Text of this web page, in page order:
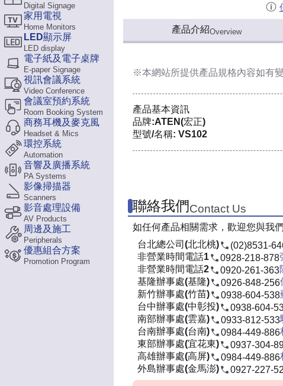
Digital Signage
家用電視
Home Monitors
LED顯示屏
LED display
電子紙及電子桌牌
E-paper Signage
視訊會議系統
Video Conference
會議室預約系統
Room Booking System
商務耳機及麥克風
Headset & Mics
環控系統
Automation
音響及廣播系統
PA Systems
影像掃描器
Scanners
影音處理設備
AV Products
周邊及施工
Peripherals
優惠組合方案
Promotion Program
產品介紹Overview
※本網站所提供產品規格內容如有
產品基本資訊
品牌:ATEN(宏正)
型號/名稱: VS102
聯絡我們Contact Us
如任何產品相關需求，歡迎您與我
台北總公司(北北桃)
(02)8531-
非營業時間電話1
0928-218-878
非營業時間電話2
0920-261-363
基隆辦事處(基隆)
0926-848-256
新竹辦事處(竹苗)
0938-604-538
台中辦事處(中彰投)
0938-604-
南部辦事處(雲嘉)
0933-812-533
台南辦事處(台南)
0984-449-886
東部辦事處(宜花東)
0937-304-
高雄辦事處(高屏)
0984-449-886
外島辦事處(金馬澎)
0927-227-